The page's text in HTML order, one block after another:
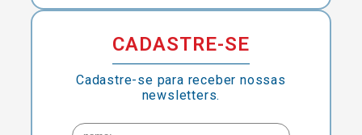
CADASTRE-SE
Cadastre-se para receber nossas
newsletters.